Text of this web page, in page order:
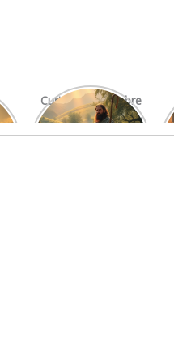
Curiosidades Sobre
Os Salmos Mais